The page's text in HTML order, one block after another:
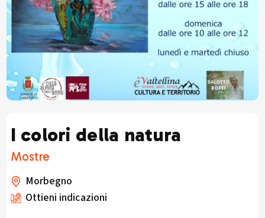
I colori della natura
Mostre
Morbegno
Ottieni indicazioni